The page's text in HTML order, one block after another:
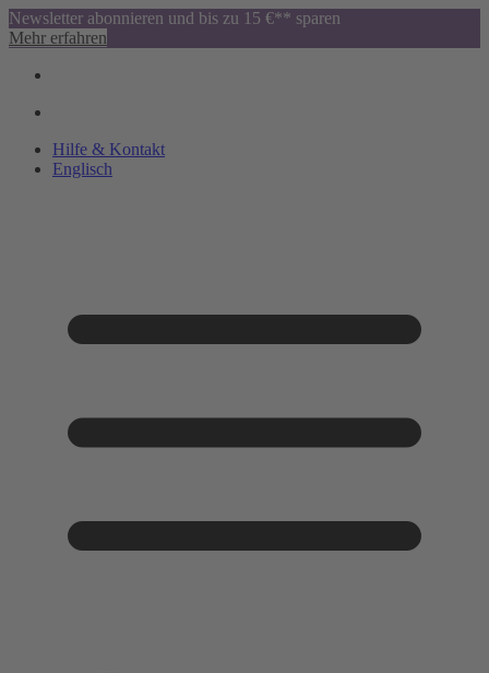
Newsletter abonnieren und bis zu 15 €** sparen
Mehr erfahren
Hilfe & Kontakt
Englisch